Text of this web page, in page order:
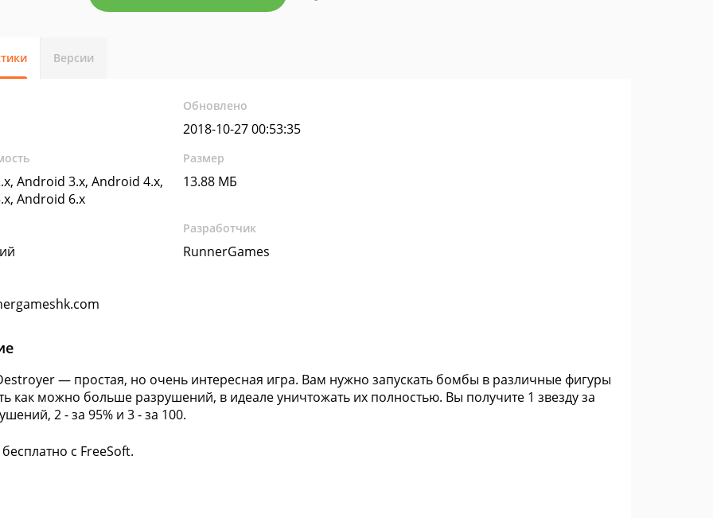
Версии
Обновлено
2018-10-27 00:53:35
Android 3.x, Android 4.x,
Android 6.x
Размер
13.88 МБ
Разработчик
RunnerGames
— простая, но очень интересная игра. Вам нужно запускать бомбы в различные фигуры
как можно больше разрушений, в идеале уничтожать их полностью. Вы получите 1 звезду за
2 - за 95% и 3 - за 100.
с FreeSoft.